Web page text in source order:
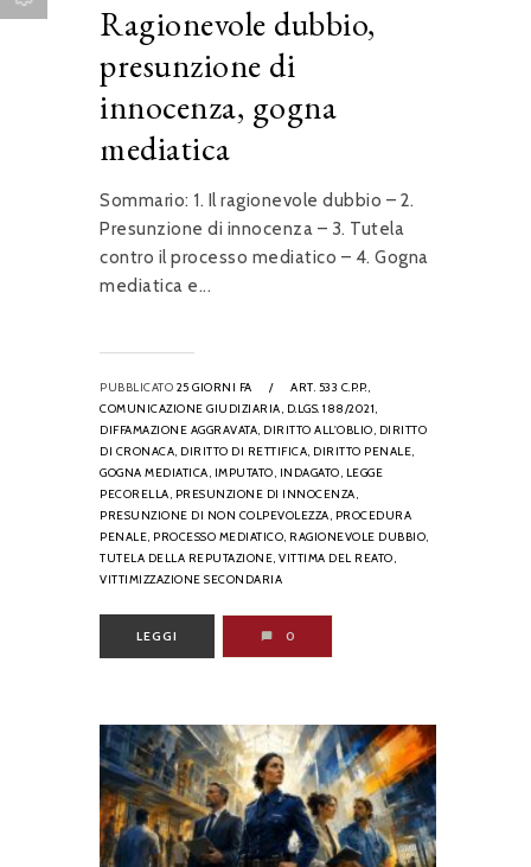
Ragionevole dubbio,
presunzione di
innocenza, gogna
mediatica
Sommario: 1. Il ragionevole dubbio – 2.
Presunzione di innocenza – 3. Tutela
contro il processo mediatico – 4. Gogna
mediatica e...
PUBBLICATO 25 GIORNI FA /
ART. 533 C.P.P.,
COMUNICAZIONE GIUDIZIARIA, D.LGS. 188/2021,
DIFFAMAZIONE AGGRAVATA, DIRITTO ALL'OBLIO, DIRITTO
DI CRONACA, DIRITTO DI RETTIFICA, DIRITTO PENALE,
GOGNA MEDIATICA, IMPUTATO, INDAGATO, LEGGE
PECORELLA, PRESUNZIONE DI INNOCENZA,
PRESUNZIONE DI NON COLPEVOLEZZA, PROCEDURA
PENALE, PROCESSO MEDIATICO, RAGIONEVOLE DUBBIO,
TUTELA DELLA REPUTAZIONE, VITTIMA DEL REATO,
VITTIMIZZAZIONE SECONDARIA
LEGGI 0